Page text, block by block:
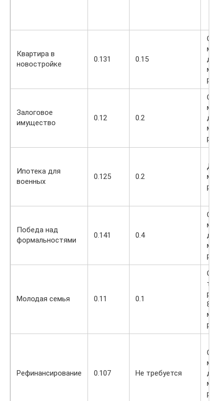
Квартира в
новостройке
0.131 0.15
От
до
Залоговое
имущество
0.12 0.2
От
до
Ипотека для
военных
0.125 0.2
До
Победа над
формальностями
0.141 0.4
От
до
Молодая семья 0.11 0.1
8
Рефинансирование 0.107 Не требуется
От
до